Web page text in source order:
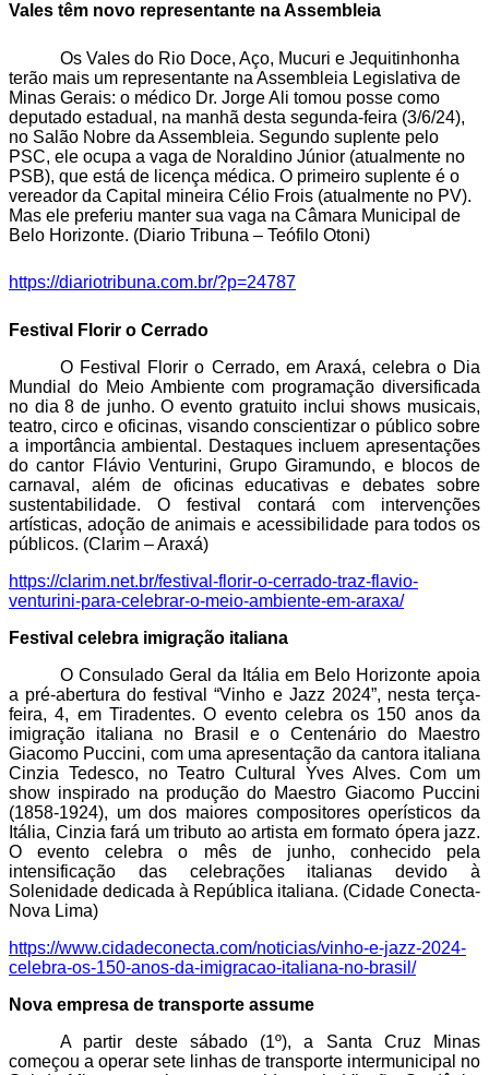
Vales têm novo representante na Assembleia
Os Vales do Rio Doce, Aço, Mucuri e Jequitinhonha
terão mais um representante na Assembleia Legislativa de
Minas Gerais: o médico Dr. Jorge Ali tomou posse como
deputado estadual, na manhã desta segunda-feira (3/6/24),
no Salão Nobre da Assembleia. Segundo suplente pelo
PSC, ele ocupa a vaga de Noraldino Júnior (atualmente no
PSB), que está de licença médica. O primeiro suplente é o
vereador da Capital mineira Célio Frois (atualmente no PV).
Mas ele preferiu manter sua vaga na Câmara Municipal de
Belo Horizonte. (Diario Tribuna – Teófilo Otoni)
https://diariotribuna.com.br/?p=24787
Festival Florir o Cerrado
O Festival Florir o Cerrado, em Araxá, celebra o Dia
Mundial do Meio Ambiente com programação diversificada
no dia 8 de junho. O evento gratuito inclui shows musicais,
teatro, circo e oficinas, visando conscientizar o público sobre
a importância ambiental. Destaques incluem apresentações
do cantor Flávio Venturini, Grupo Giramundo, e blocos de
carnaval, além de oficinas educativas e debates sobre
sustentabilidade. O festival contará com intervenções
artísticas, adoção de animais e acessibilidade para todos os
públicos. (Clarim – Araxá)
https://clarim.net.br/festival-florir-o-cerrado-traz-flavio-
venturini-para-celebrar-o-meio-ambiente-em-araxa/
Festival celebra imigração italiana
O Consulado Geral da Itália em Belo Horizonte apoia
a pré-abertura do festival “Vinho e Jazz 2024”, nesta terça-
feira, 4, em Tiradentes. O evento celebra os 150 anos da
imigração italiana no Brasil e o Centenário do Maestro
Giacomo Puccini, com uma apresentação da cantora italiana
Cinzia Tedesco, no Teatro Cultural Yves Alves. Com um
show inspirado na produção do Maestro Giacomo Puccini
(1858-1924), um dos maiores compositores operísticos da
Itália, Cinzia fará um tributo ao artista em formato ópera jazz.
O evento celebra o mês dejunho, conhecido pela
intensificação das celebrações italianas devido à
Solenidade dedicada à República italiana. (Cidade Conecta-
Nova Lima)
https://www.cidadeconecta.com/noticias/vinho-e-jazz-2024-
celebra-os-150-anos-da-imigracao-italiana-no-brasil/
Nova empresa de transporte assume
A partir deste sábado (1º), a Santa Cruz Minas
começou a operar sete linhas de transporte intermunicipal no